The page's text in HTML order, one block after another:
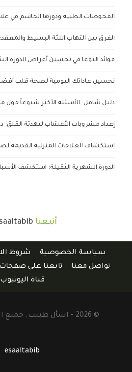
الفحوصات الطبية ودورها الحاسم في
الفرق بين التهاب اللثة البسيط
فوائد اليوغا في تحسين أعراض الدورة
تحسين عاداتك اليومية لصحة قلب
دليل شامل: الأسئلة الأكثر شيوعاً حول
إعداد مشروبات الأعشاب لتهدئة القلق:
استكشاف العلاجات المنزلية القديمة
الدورة الشهرية الثقيلة: استكشف
أتبعنا
سياسة الخصوصية شروط
تواصل معنا
تابعنا على
قناة اليوتيوب
© 2026 - اسأل طبيب. جميع الحقوق محفوظة.
esaaltabib